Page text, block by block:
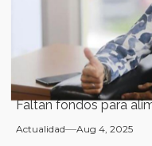
Faltan fondos para
Actualidad Aug 4, 2025